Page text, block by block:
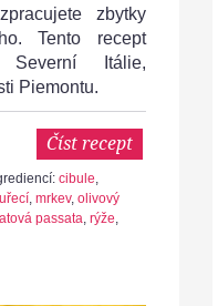
zbytky
Tento recept
Itálie,
Piemontu.
Číst recept
cibule
mrkev, olivový
passata rýže